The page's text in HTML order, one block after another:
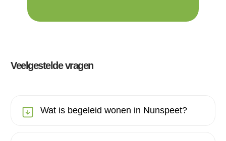
Veelgestelde vragen
Wat is begeleid wonen in Nunspeet?